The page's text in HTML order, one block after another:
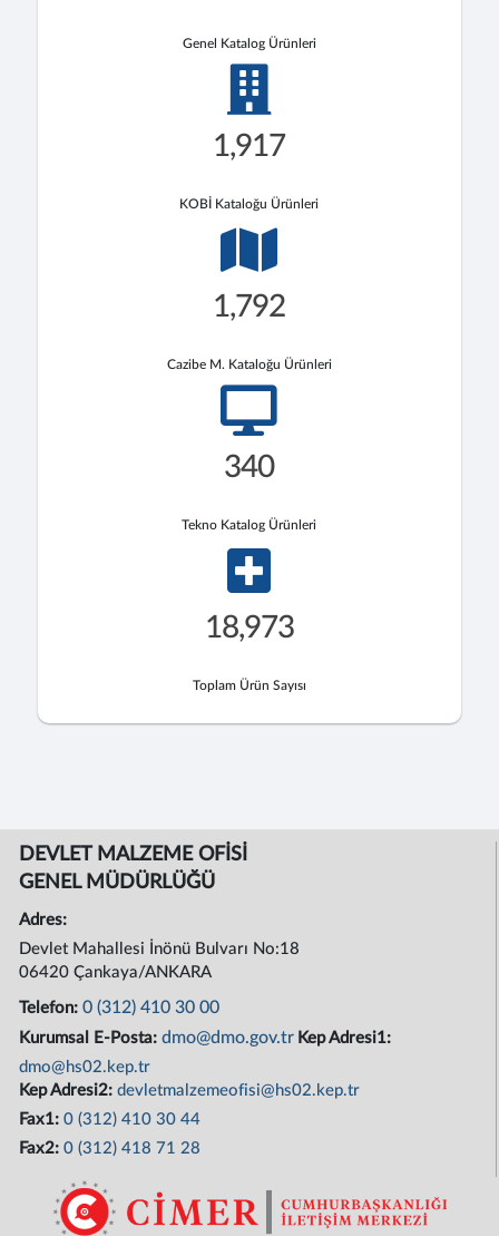
Genel Katalog Ürünleri
1,917
KOBİ Kataloğu Ürünleri
1,792
Cazibe M. Kataloğu Ürünleri
340
Tekno Katalog Ürünleri
18,973
Toplam Ürün Sayısı
DEVLET MALZEME OFİSİ
GENEL MÜDÜRLÜĞÜ
Adres:
Devlet Mahallesi İnönü Bulvarı No:18
06420 Çankaya/ANKARA
Telefon:0 (312) 410 30 00
Kurumsal E-Posta:dmo@dmo.gov.tr Kep Adresi1:
dmo@hs02.kep.tr
Kep Adresi2:devletmalzemeofisi@hs02.kep.tr
Fax1:0 (312) 410 30 44
Fax2:0 (312) 418 71 28